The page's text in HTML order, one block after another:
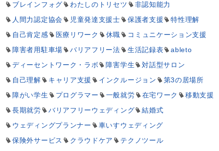
ブレインフォグ
わたしのトリセツ
非認知能力
人間力認定協会
児童発達支援士 保護者支援
特性理解
自己肯定感
医療リワーク 休職
コミュニケーション支援
障害者用駐車場
バリアフリー法 生活記録表
ableto
ディーセントワーク・ラボ
障害学生
対話型サロン
自己理解
キャリア支援 インクルージョン
第3の居場所
障がい学生
プログラマー 一般就労 在宅ワーク
移動支援
長期就労
バリアフリーウェディング
結婚式
ウェディングプランナー
車いすウェディング
保険外サービス
クラウドケア
テクノツール